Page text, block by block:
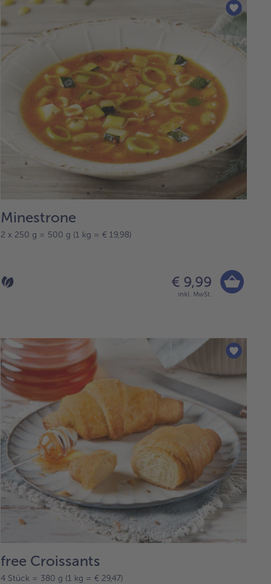
Minestrone
2 x 250 g = 500 g (1 kg = € 19,98)
€ 9,99
inkl. MwSt.
free Croissants
4 Stück = 380 g (1 kg = € 29,47)